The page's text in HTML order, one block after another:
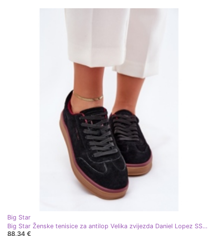
Big Star
Big Star Ženske tenisice za antilop Velika zvijezda Daniel Lopez SS2D4006 Black crna
88,34 €